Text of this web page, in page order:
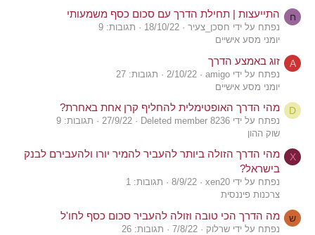
ח התייעצות | תחילת הדרך עם סכום כסף משמעותי
נפתח על ידי חסכן_צעיר 18/10/22
תגובות: 9
יומני מסע אישיים
A זוג באמצע הדרך
נפתח על ידי amigo 2/10/22
תגובות: 27
יומני מסע אישיים
D מהי הדרך האופטימלית להחליף קרן אחת באחרת?
נפתח על ידי Deleted member 8236 27/9/22
תגובות: 9
שוק ההון
X
מהי הדרך הזולה ביותר להעביר להמיר יורו ולהעבירם לבנק
בישראל?
נפתח על ידי xen20 8/9/22
תגובות: 1
צרכנות פיננסית
ש מה הדרך הכי טובה וזולה להעביר סכום כסף לחו'ל
נפתח על ידי שרלוק 7/8/22
תגובות: 26